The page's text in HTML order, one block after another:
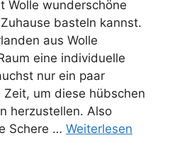
Wolle wunderschöne
basteln kannst.
aus Wolle
eine individuelle
nur ein paar
um diese hübschen
herzustellen. Also
Schere … Weiterlesen